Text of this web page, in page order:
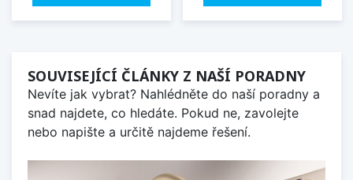
SOUVISEJÍCÍ ČLÁNKY Z NAŠÍ PORADNY
Nevíte jak vybrat? Nahlédněte do naší poradny a
snad najdete, co hledáte. Pokud ne, zavolejte
nebo napište a určitě najdeme řešení.